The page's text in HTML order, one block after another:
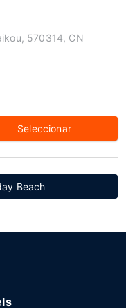
570314, CN
Seleccionar
Beach